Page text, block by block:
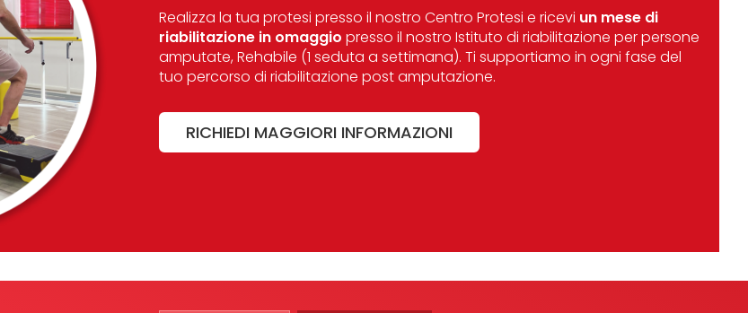
Realizza la tua protesi presso il nostro Centro Protesi e ricevi un mese di
riabilitazione in omaggio presso il nostro Istituto di riabilitazione per persone
amputate, Rehabile (1 seduta a settimana). Ti supportiamo in ogni fase del
tuo percorso di riabilitazione post amputazione.
RICHIEDI MAGGIORI INFORMAZIONI